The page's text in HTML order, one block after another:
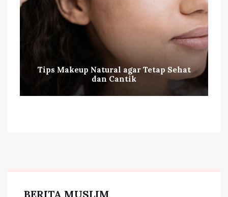
Tips Makeup Natural agar Tetap Sehat
dan Cantik
BERITA MUSLIM